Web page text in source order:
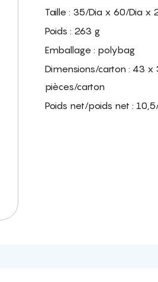
Taille : 35/Dia x 60/Dia x
Poids : 263 g
Emballage : polybag
Dimensions/carton : 43
pièces/carton
Poids net/poids net :